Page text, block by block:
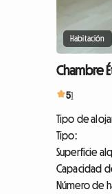
Habitación
Chambre
51
Tipo de
Tipo:
Superficie
Capacidad
Número de